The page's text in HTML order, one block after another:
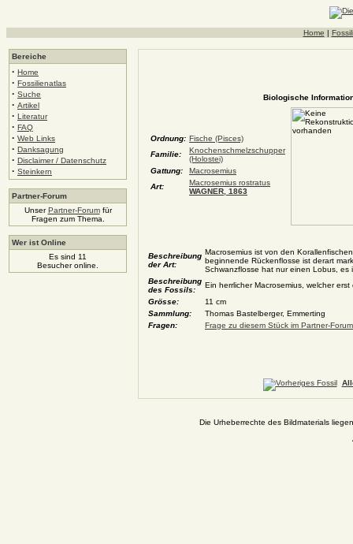
Home |
Bereiche
· Home
· Fossilienatlas
· Suche
· Artikel
· Literatur
· FAQ
· Web Links
· Danksagung
· Disclaimer / Datenschutz
· Steinkern
Partner-Forum
UnserPartner-Forumfür
Fragen zum Thema.
Wer ist Online
Es sind 11
Besucher online.
Biologische
Ordnung: Fische (Pisces)
Familie:
Knochenschmelzschupper
(Holostei)
Gattung:
Macrosemius
Art:
Macrosemius rostratus
WAGNER, 1863
Beschreibung
der Art:
Macrosemius ist von den
beginnende Rückenflosse ist derart
Schwanzflosse hat nur einen Lobus, es
Beschreibung
des Fossils:
Ein herrlicher Macrosemius, welcher
Grösse:
11 cm
Sammlung:
Thomas Bastelberger, Emmerting
Fragen:
Frage zu diesem Stück im Partner-
Die Urheberrechte des Bildmaterials